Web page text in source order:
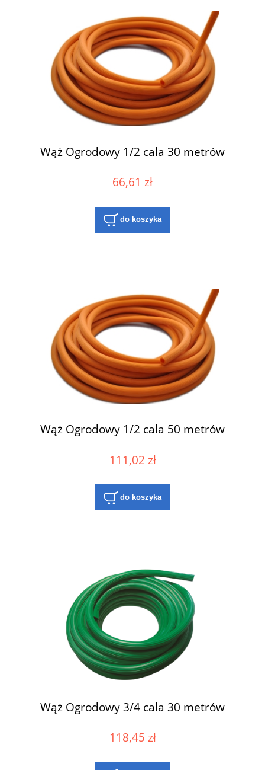
Wąż Ogrodowy 1/2 cala 30 metrów
66,61 zł
do koszyka
Wąż Ogrodowy 1/2 cala 50 metrów
111,02 zł
do koszyka
Wąż Ogrodowy 3/4 cala 30 metrów
118,45 zł